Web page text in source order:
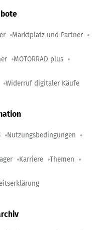
Marktplatz und Partner
MOTORRAD plus
Widerruf digitaler Käufe
Nutzungsbedingungen
Karriere Themen